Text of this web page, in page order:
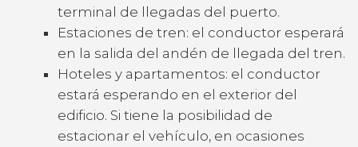
terminal de llegadas del puerto.
Estaciones de tren: el conductor esperará
en la salida del andén de llegada del tren.
Hoteles y apartamentos: el conductor
estará esperando en el exterior del
edificio. Si tiene la posibilidad de
estacionar el vehículo, en ocasiones